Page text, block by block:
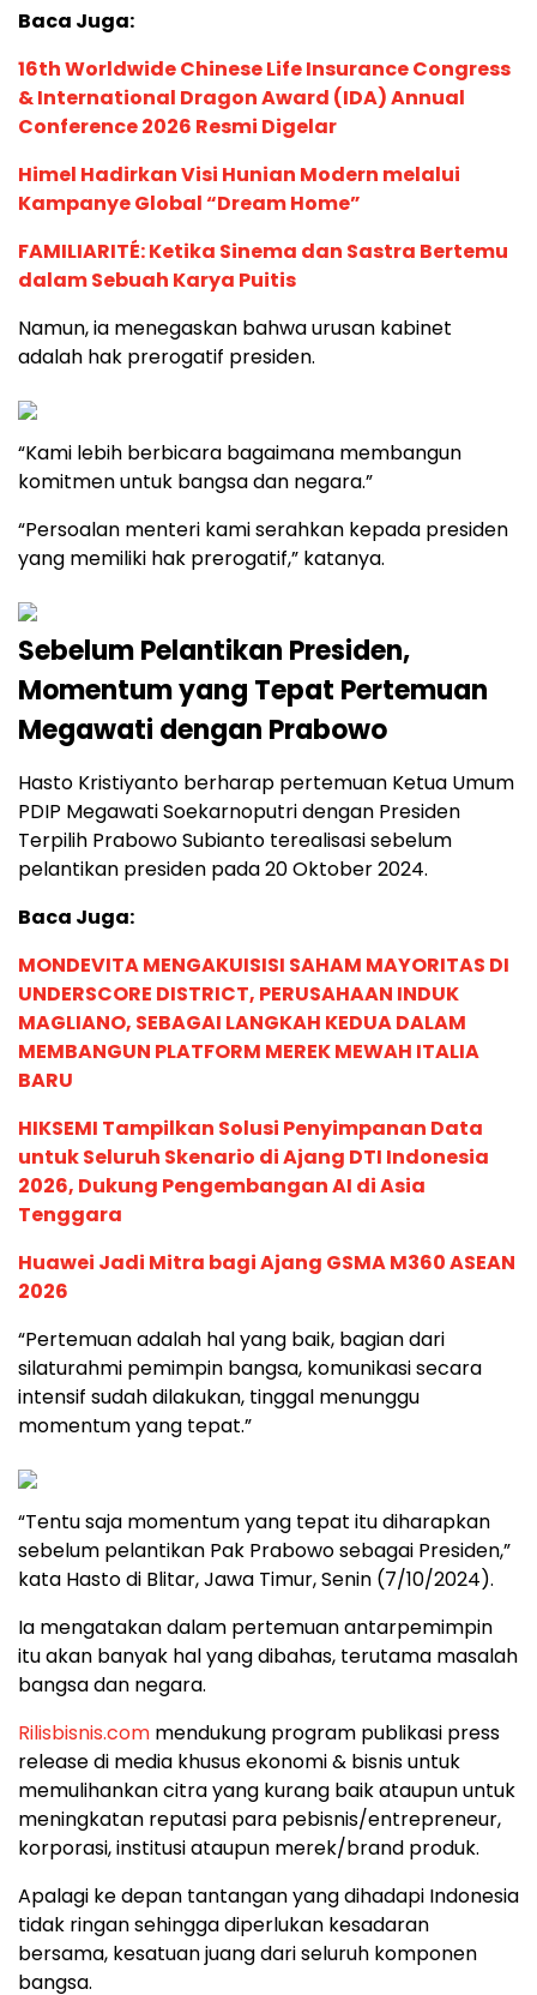
Baca Juga:
16th Worldwide Chinese Life Insurance Congress
& International Dragon Award (IDA) Annual
Conference 2026 Resmi Digelar
Himel Hadirkan Visi Hunian Modern melalui
Kampanye Global “Dream Home”
FAMILIARITÉ: Ketika Sinema dan Sastra Bertemu
dalam Sebuah Karya Puitis
Namun, ia menegaskan bahwa urusan kabinet
adalah hak prerogatif presiden.
“Kami lebih berbicara bagaimana membangun
komitmen untuk bangsa dan negara.”
“Persoalan menteri kami serahkan kepada presiden
yang memiliki hak prerogatif,” katanya.
Sebelum Pelantikan Presiden,
Momentum yang Tepat Pertemuan
Megawati dengan Prabowo
Hasto Kristiyanto berharap pertemuan Ketua Umum
PDIP Megawati Soekarnoputri dengan Presiden
Terpilih Prabowo Subianto terealisasi sebelum
pelantikan presiden pada 20 Oktober 2024.
Baca Juga:
MONDEVITA MENGAKUISISI SAHAM MAYORITAS DI
UNDERSCORE DISTRICT, PERUSAHAAN INDUK
MAGLIANO, SEBAGAI LANGKAH KEDUA DALAM
MEMBANGUN PLATFORM MEREK MEWAH ITALIA
BARU
HIKSEMI Tampilkan Solusi Penyimpanan Data
untuk Seluruh Skenario di Ajang DTI Indonesia
2026, Dukung Pengembangan AI di Asia
Tenggara
Huawei Jadi Mitra bagi Ajang GSMA M360 ASEAN
2026
“Pertemuan adalah hal yang baik, bagian dari
silaturahmi pemimpin bangsa, komunikasi secara
intensif sudah dilakukan, tinggal menunggu
momentum yang tepat.”
“Tentu saja momentum yang tepat itu diharapkan
sebelum pelantikan Pak Prabowo sebagai Presiden,”
kata Hasto di Blitar, Jawa Timur, Senin (7/10/2024).
Ia mengatakan dalam pertemuan antarpemimpin
itu akan banyak hal yang dibahas, terutama masalah
bangsa dan negara.
Rilisbisnis.com mendukung program publikasi press
release di media khusus ekonomi & bisnis untuk
memulihankan citra yang kurang baik ataupun untuk
meningkatan reputasi para pebisnis/entrepreneur,
korporasi, institusi ataupun merek/brand produk.
Apalagi ke depan tantangan yang dihadapi Indonesia
tidak ringan sehingga diperlukan kesadaran
bersama, kesatuan juang dari seluruh komponen
bangsa.